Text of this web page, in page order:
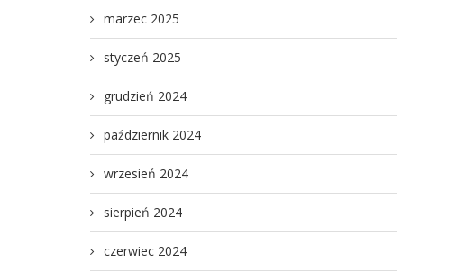
marzec 2025
styczeń 2025
grudzień 2024
październik 2024
wrzesień 2024
sierpień 2024
czerwiec 2024